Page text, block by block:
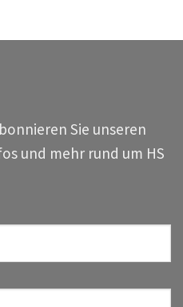
Sie unseren
und mehr rund um HS